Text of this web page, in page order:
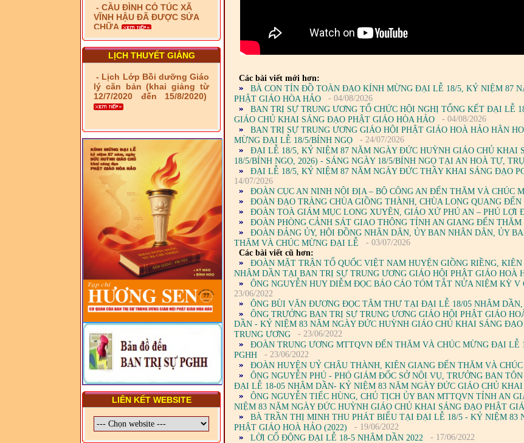
VĨNH HẬU ĐÃ ĐƯỢC SỬA
CHỮA
đoàn kết cho hộ có hoàn
cảnh khó khăn tại xã Tây
Yên
- LỄ RA QUÂN DẬM VÁ,
SỬA CHỮA LỘ GIAO
THÔNG NÔNG THÔN (XÃ
PHÚ THỌ)
- LỚP TẬP HUẤN LỊCH SỬ,
PHÁP LUẬT VIỆT NAM VÀ
HIẾN CHƯƠNG GIÁO HỘI
PGHH NHIỆM KỲ VI (2024-
2029) CHO TRỊ SỰ VIÊN
TRUNG ƯƠNG, BAN ĐẠI
DIỆN TỈNH VÀ GIÁO LÝ
VIÊN - CHUYÊN ĐỀ: NHỮNG
VẤN ĐỀ CHUNG VỀ PHÁP
LUẬT VÀ HỆ THỐNG PHÁP
LUẬT VIỆT NAM
- LỚP TẬP HUẤN LỊCH SỬ,
PHÁP LUẬT VIỆT NAM VÀ
HIẾN CHƯƠNG GIÁO HỘI
PGHH NHIỆM KỲ VI (2024-
2029) CHO TRỊ SỰ VIÊN
TRUNG ƯƠNG, BAN ĐẠI
DIỆN TỈNH VÀ GIÁO LÝ
ĐỜI, BẢN CHẤT, CHỨC
NĂNG VÀ HÌNH THỨC CỦA
NƯỚC CHXHCN VIỆT NAM
LỊCH THUYẾT GIẢNG
- Lịch Lớp Bồi dưỡng Giáo
lý căn bản (khai giảng từ
12/7/2020 đến 15/8/2020)
LIÊN KẾT WEBSITE
Các bài viết mới hơn:
BÀ CON TÍN ĐỒ TOÀN ĐẠO KÍNH MỪNG ĐẠI LỄ 18/5, KỶ NIỆM 87
PHẬT GIÁO HÒA HẢO
- 04/08/2026
BAN TRỊ SỰ TRUNG ƯƠNG TỔ CHỨC HỘI NGHỊ TỔNG KẾT ĐẠI LỄ
GIÁO CHỦ KHAI SÁNG ĐẠO PHẬT GIÁO HÒA HẢO
- 04/08/2026
BAN TRỊ SỰ TRUNG ƯƠNG GIÁO HỘI PHẬT GIÁO HOÀ HẢO HÂN
MỪNG ĐẠI LỄ 18/5/BÍNH NGỌ
- 24/07/2026
ĐẠI LỄ 18/5, KỶ NIỆM 87 NĂM NGÀY ĐỨC HUỲNH GIÁO CHỦ KHAI
18/5/BÍNH NGỌ, 2026) - SÁNG NGÀY 18/5/BÍNH NGỌ TẠI AN HOÀ TỰ,
ĐẠI LỄ 18/5, KỶ NIỆM 87 NĂM NGÀY ĐỨC THẦY KHAI SÁNG ĐẠO
14/07/2026
ĐOÀN CỤC AN NINH NỘI ĐỊA – BỘ CÔNG AN ĐẾN THĂM VÀ CHÚC
ĐOÀN ĐẠO TRÀNG CHÙA GIỒNG THÀNH, CHÙA LONG QUANG
ĐOÀN TOÀ GIÁM MỤC LONG XUYÊN, GIÁO XỨ PHÚ AN – PHÚ
ĐOÀN PHÒNG CẢNH SÁT GIAO THÔNG TỈNH AN GIANG ĐẾN
ĐOÀN ĐẢNG ỦY, HỘI ĐỒNG NHÂN DÂN, ỦY BAN NHÂN DÂN, ỦY
THĂM VÀ CHÚC MỪNG ĐẠI LỄ
- 03/07/2026
Các bài viết cũ hơn:
ĐOÀN MẶT TRẬN TỔ QUỐC VIỆT NAM HUYỆN GIỒNG RIỀNG,
NHÂM DẦN TẠI BAN TRỊ SỰ TRUNG ƯƠNG GIÁO HỘI PHẬT GIÁO HOÀ
ÔNG NGUYỄN HUY DIỄM ĐỌC BÁO CÁO TÓM TẮT NỬA NIỆM KỲ V
23/06/2022
ÔNG BÙI VĂN ĐƯƠNG ĐỌC TÂM THƯ TẠI ĐẠI LỄ 18/05 NHÂM
ÔNG TRƯỞNG BAN TRỊ SỰ TRUNG ƯƠNG GIÁO HỘI PHẬT GIÁO
DẦN - KỶ NIỆM 83 NĂM NGÀY ĐỨC HUỲNH GIÁO CHỦ KHAI SÁNG
TRUNG ƯƠNG
- 23/06/2022
ĐOÀN TRUNG ƯƠNG MTTQVN ĐẾN THĂM VÀ CHÚC MỪNG ĐẠI LỄ
PGHH
- 23/06/2022
ĐOÀN HUYỆN UỶ CHÂU THÀNH, KIÊN GIANG ĐẾN THĂM VÀ
ÔNG NGUYỄN PHÚ - PHÓ GIÁM ĐỐC SỞ NỘI VỤ, TRƯỞNG BAN
ĐẠI LỄ 18-05 NHÂM DẦN- KỶ NIỆM 83 NĂM NGÀY ĐỨC GIÁO CHỦ
ÔNG NGUYỄN TIẾC HÙNG, CHỦ TỊCH ỦY BAN MTTQVN TỈNH AN
NIỆM 83 NĂM NGÀY ĐỨC HUỲNH GIÁO CHỦ KHAI SÁNG ĐẠO PHẬT
BÀ TRẦN THỊ MINH THU PHÁT BIỂU TẠI ĐẠI LỄ 18/5 - KỶ NIỆM 83
PHẬT GIÁO HOÀ HẢO (2022)
- 19/06/2022
LỜI CỔ ĐỘNG ĐẠI LỄ 18-5 NHÂM DẦN 2022
- 17/06/2022